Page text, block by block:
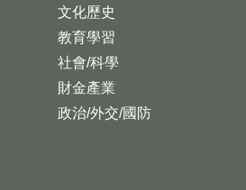
文化歷史
教育學習
社會/科學
財金產業
政治/外交/國防